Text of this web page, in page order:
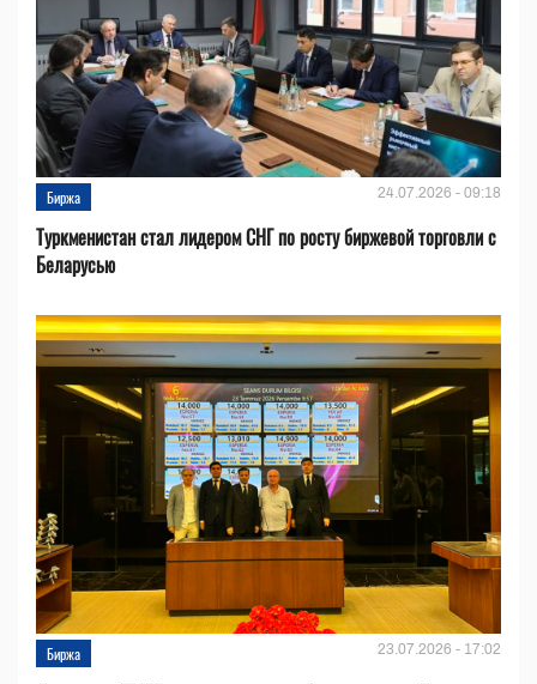
Биржа 24.07.2026 - 09:18
Туркменистан стал лидером СНГ по росту биржевой торговли с
Беларусью
Биржа 23.07.2026 - 17:02